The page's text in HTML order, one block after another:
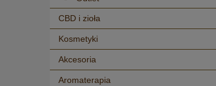
CBD i zioła
Kosmetyki
Akcesoria
Aromaterapia